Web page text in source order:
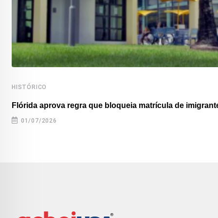
HISTÓRICO
Flórida aprova regra que bloqueia matrícula de
01/07/2026